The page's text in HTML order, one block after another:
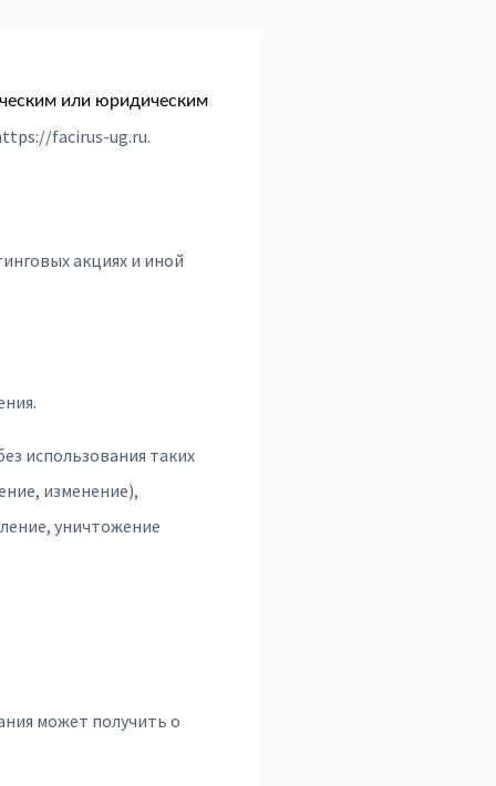
или юридическим
facirus-ug.ru.
акциях и иной
использования таких
изменение),
уничтожение
может получить о